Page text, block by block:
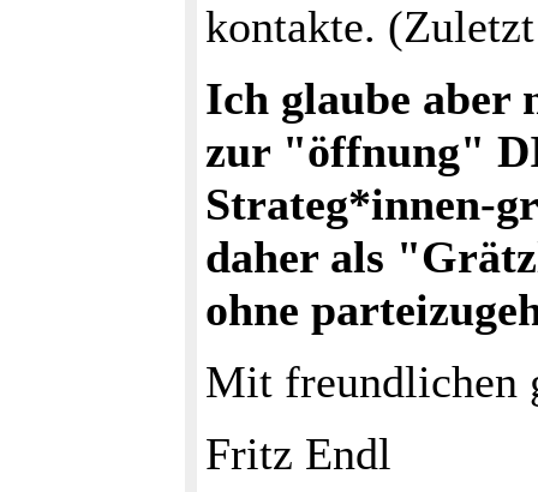
kontakte.
Ich glaube aber
zur "öffnung"
Strateg*innen-
daher als
ohne
Mit freundlichen
Fritz Endl